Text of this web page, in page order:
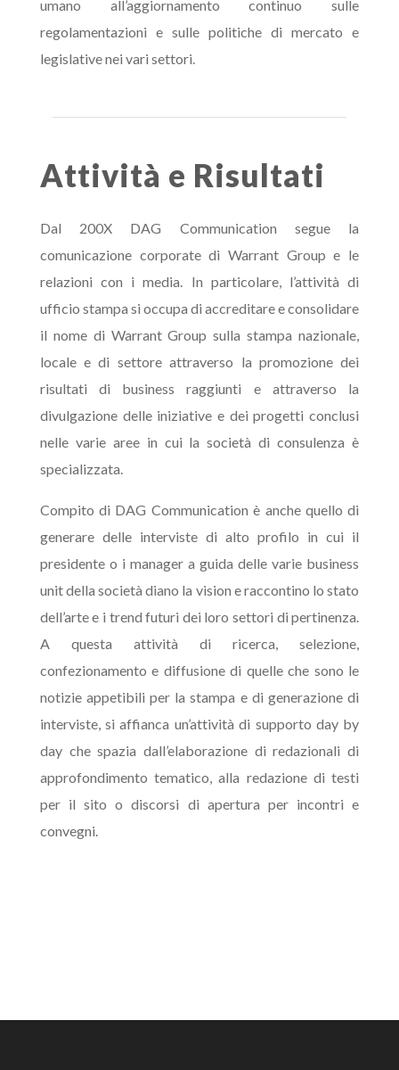
umano all’aggiornamento continuo sulle
regolamentazioni e sulle politiche di mercato e
legislative nei vari settori.
Attività e Risultati
Dal 200X DAG Communication segue la
comunicazione corporate di Warrant Group e le
relazioni con i media. In particolare, l’attività di
ufficio stampa si occupa di accreditare e consolidare
il nome di Warrant Group sulla stampa nazionale,
locale e di settore attraverso la promozione dei
risultati di business raggiunti e attraverso la
divulgazione delle iniziative e dei progetti conclusi
nelle varie aree in cui la società di consulenza è
specializzata.
Compito di DAG Communication è anche quello di
generare delle interviste di alto profilo in cui il
presidente o i manager a guida delle varie business
unit della società diano la vision e raccontino lo stato
dell’arte e i trend futuri dei loro settori di pertinenza.
A questa attività di ricerca, selezione,
confezionamento e diffusione di quelle che sono le
notizie appetibili per la stampa e di generazione di
interviste, si affianca un’attività di supporto day by
day che spazia dall’elaborazione di redazionali di
approfondimento tematico, alla redazione di testi
per il sito o discorsi di apertura per incontri e
convegni.